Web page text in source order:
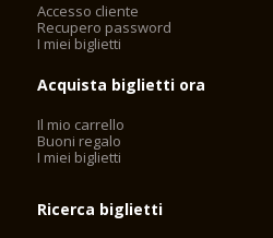
Accesso cliente
Recupero password
I miei biglietti
Acquista biglietti ora
Il mio carrello
Buoni regalo
I miei biglietti
Ricerca biglietti